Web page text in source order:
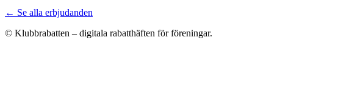
← Se alla erbjudanden
© Klubbrabatten – digitala rabatthäften för föreningar.